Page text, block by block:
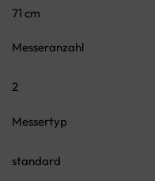
71 cm
Messeranzahl
2
Messertyp
standard